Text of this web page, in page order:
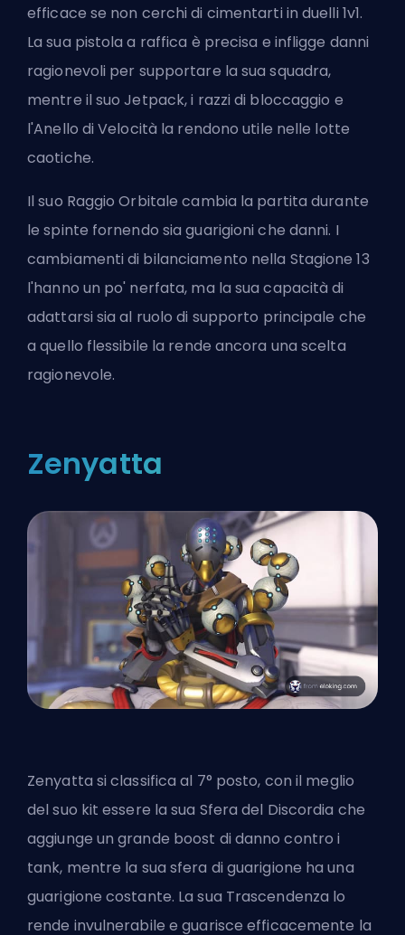
efficace se non cerchi di cimentarti in duelli 1v1.
La sua pistola a raffica è precisa e infligge danni
ragionevoli per supportare la sua squadra,
mentre il suo Jetpack, i razzi di bloccaggio e
l'Anello di Velocità la rendono utile nelle lotte
caotiche.
Il suo Raggio Orbitale cambia la partita durante
le spinte fornendo sia guarigioni che danni. I
cambiamenti di bilanciamento nella Stagione 13
l'hanno un po' nerfata, ma la sua capacità di
adattarsi sia al ruolo di supporto principale che
a quello flessibile la rende ancora una scelta
ragionevole.
Zenyatta
Zenyatta si classifica al 7° posto, con il meglio
del suo kit essere la sua Sfera del Discordia che
aggiunge un grande boost di danno contro i
tank, mentre la sua sfera di guarigione ha una
guarigione costante. La sua Trascendenza lo
rende invulnerabile e guarisce efficacemente la